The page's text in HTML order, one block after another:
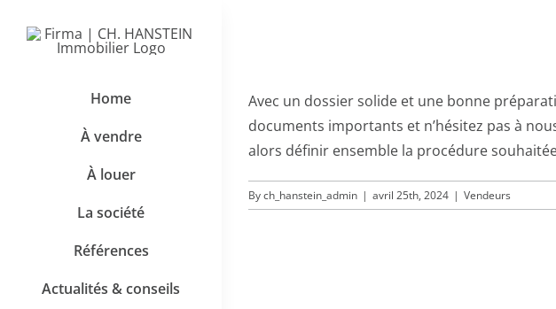
Home
À vendre
À louer
La société
Références
Actualités & conseils
Avec un dossier solide et une bonne
documents importants et n’hésitez pas à
alors définir ensemble la procédure
Bych_hanstein_admin | avril 25th, 2024 | Vendeurs